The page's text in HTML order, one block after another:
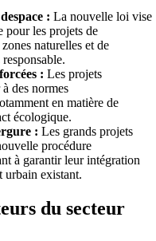
: La nouvelle loi vise
pour les projets de
naturelles et de
: Les projets
des normes
en matière de
écologique.
: Les grands projets
procédure
à garantir leur intégration
urbain existant.
du secteur